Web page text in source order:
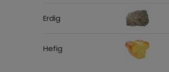
Erdig
Hefig